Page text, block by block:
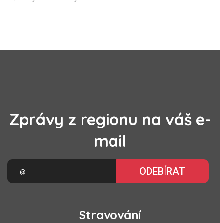
Zprávy z regionu na váš e-
mail
ODEBÍRAT
Stravování